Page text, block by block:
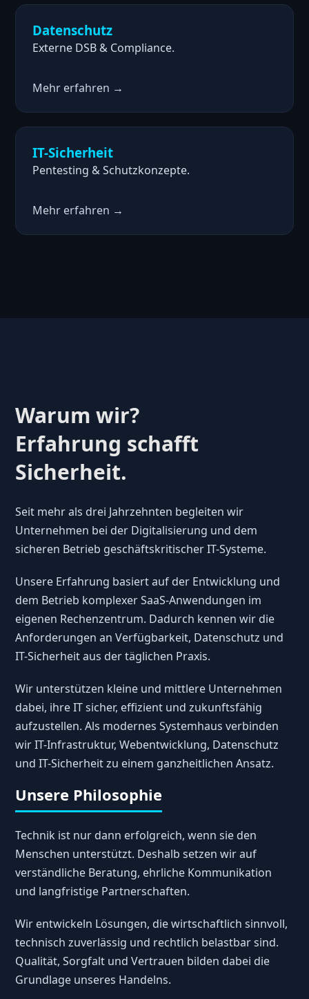
Datenschutz
Externe DSB & Compliance.
Mehr erfahren →
IT-Sicherheit
Pentesting & Schutzkonzepte.
Mehr erfahren →
Warum wir?
Erfahrung schafft
Sicherheit.
Seit mehr als drei Jahrzehnten begleiten wir
Unternehmen bei der Digitalisierung und dem
sicheren Betrieb geschäftskritischer IT-Systeme.
Unsere Erfahrung basiert auf der Entwicklung und
dem Betrieb komplexer SaaS-Anwendungen im
eigenen Rechenzentrum. Dadurch kennen wir die
Anforderungen an Verfügbarkeit, Datenschutz und
IT-Sicherheit aus der täglichen Praxis.
Wir unterstützen kleine und mittlere Unternehmen
dabei, ihre IT sicher, effizient und zukunftsfähig
aufzustellen. Als modernes Systemhaus verbinden
wir IT-Infrastruktur, Webentwicklung, Datenschutz
und IT-Sicherheit zu einem ganzheitlichen Ansatz.
Unsere Philosophie
Technik ist nur dann erfolgreich, wenn sie den
Menschen unterstützt. Deshalb setzen wir auf
verständliche Beratung, ehrliche Kommunikation
und langfristige Partnerschaften.
Wir entwickeln Lösungen, die wirtschaftlich sinnvoll,
technisch zuverlässig und rechtlich belastbar sind.
Qualität, Sorgfalt und Vertrauen bilden dabei die
Grundlage unseres Handelns.